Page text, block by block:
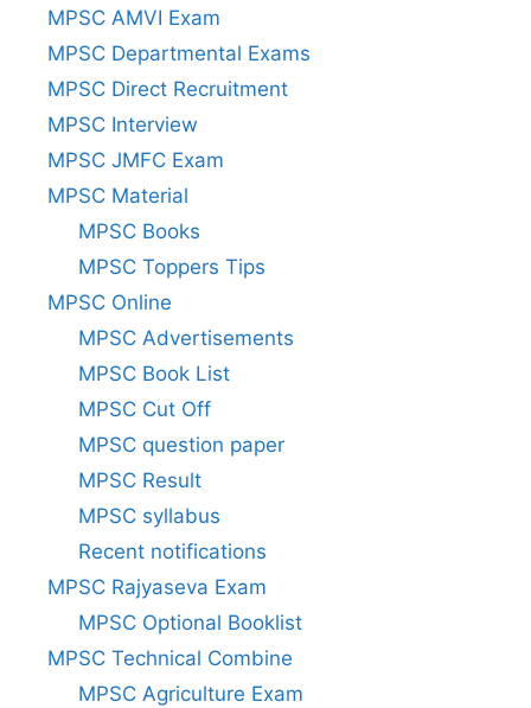
MPSC AMVI Exam
MPSC Departmental Exams
MPSC Direct Recruitment
MPSC Interview
MPSC JMFC Exam
MPSC Material
MPSC Books
MPSC Toppers Tips
MPSC Online
MPSC Advertisements
MPSC Book List
MPSC Cut Off
MPSC question paper
MPSC Result
MPSC syllabus
Recent notifications
MPSC Rajyaseva Exam
MPSC Optional Booklist
MPSC Technical Combine
MPSC Agriculture Exam